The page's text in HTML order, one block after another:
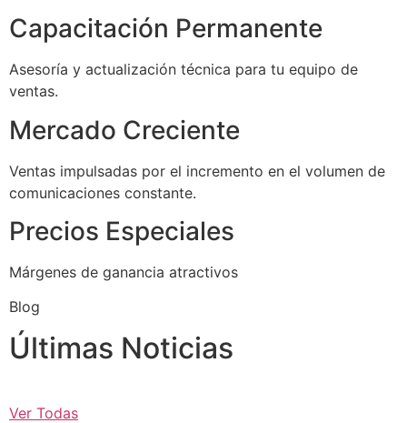
Capacitación Permanente
Asesoría y actualización técnica para tu equipo de
ventas.
Mercado Creciente
Ventas impulsadas por el incremento en el volumen de
comunicaciones constante.
Precios Especiales
Márgenes de ganancia atractivos
Blog
Últimas Noticias
Ver Todas